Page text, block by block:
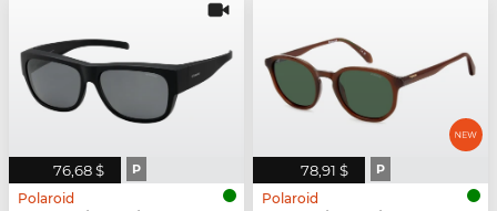
76,68 $ P
Polaroid
78,91 $ P
Polaroid